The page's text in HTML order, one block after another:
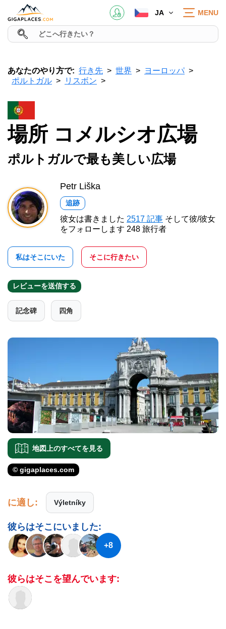
JA MENU
あなたのやり方で: 行き先 世界
ヨーロッパ
ポルトガル
リスボン
場所 コメルシオ広場
ポルトガルで最も美しい広場
Petr Liška
追跡
彼女は書きました 2517 記事 そして彼/彼女
をフォローします 248 旅行者
私はそこにいた そこに行きたい
レビューを送信する
記念碑 四角
地図上のすべてを見る
© gigaplaces.com
に適し: Výletníky
彼らはそこにいました:
+8
彼らはそこを望んでいます: